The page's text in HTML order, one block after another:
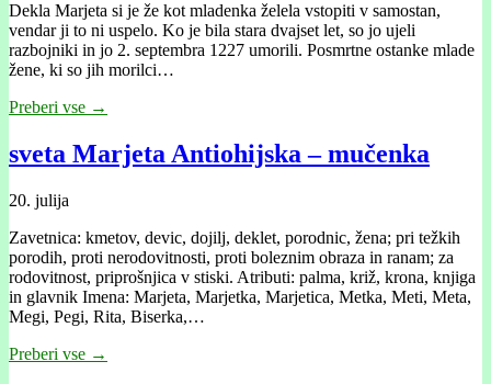
Dekla Marjeta si je že kot mladenka želela vstopiti v samostan,
vendar ji to ni uspelo. Ko je bila stara dvajset let, so jo ujeli
razbojniki in jo 2. septembra 1227 umorili. Posmrtne ostanke mlade
žene, ki so jih morilci…
Preberi vse →
sveta Marjeta Antiohijska – mučenka
20. julija
Zavetnica: kmetov, devic, dojilj, deklet, porodnic, žena; pri težkih
porodih, proti nerodovitnosti, proti boleznim obraza in ranam; za
rodovitnost, priprošnjica v stiski. Atributi: palma, križ, krona, knjiga
in glavnik Imena: Marjeta, Marjetka, Marjetica, Metka, Meti, Meta,
Megi, Pegi, Rita, Biserka,…
Preberi vse →